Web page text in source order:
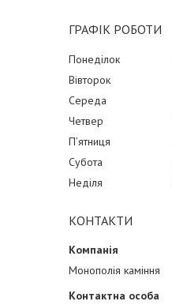
ГРАФІК РОБОТИ
Понеділок
Вівторок
Середа
Четвер
Пʼятниця
Субота
Неділя
КОНТАКТИ
Монополія каміння